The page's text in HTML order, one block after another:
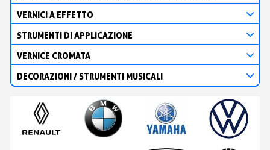
VERNICI A EFFETTO
STRUMENTI DI APPLICAZIONE
VERNICE CROMATA
DECORAZIONI / STRUMENTI MUSICALI